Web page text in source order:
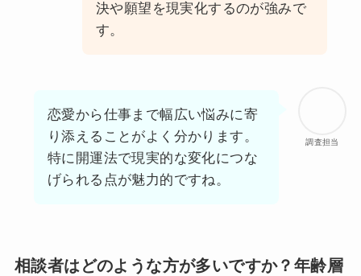
決や願望を現実化するのが強みで
す。
調査担当
恋愛から仕事まで幅広い悩みに寄
り添えることがよく分かります。
特に開運法で現実的な変化につな
げられる点が魅力的ですね。
相談者はどのような方が多いですか？年齢層